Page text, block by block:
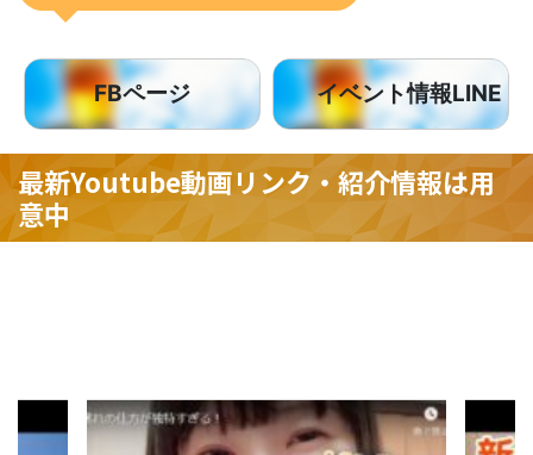
FBページ イベント情報LINE
最新Youtube動画リンク・紹介情報は用
意中